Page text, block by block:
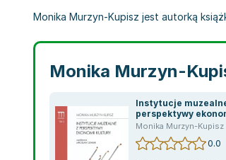
Monika Murzyn-Kupisz jest autorką
Monika Murzyn-
Instytucje
perspektywy
kultury
Monika Murzyn-Kupisz
0.0